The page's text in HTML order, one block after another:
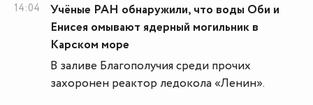
14:04
Учёные РАН обнаружили, что воды Оби и
Енисея омывают ядерный могильник в
Карском море
В заливе Благополучия среди прочих
захоронен реактор ледокола «Ленин».